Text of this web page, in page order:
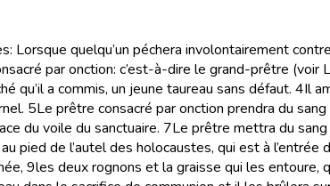
Lorsque quelqu’un péchera involontairement
par onction: c’est-à-dire le grand-prêtre (voir
qu’il a commis, un jeune taureau sans défaut. 4Il
5Le prêtre consacré par onction prendra du
du voile du sanctuaire. 7Le prêtre mettra du
pied de l’autel des holocaustes, qui est à l’entrée
9les deux rognons et la graisse qui les entoure,